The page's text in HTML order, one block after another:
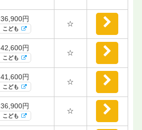
36,900円
こども
☆
42,600円
こども
☆
41,600円
こども
☆
36,900円
こども
☆